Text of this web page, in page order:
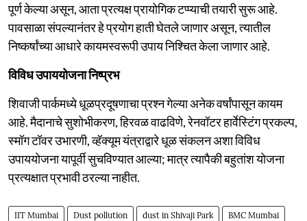
पूर्ण केल्या असून, आता प्रत्यक्ष प्रायोगिक टप्प्याची तयारी सुरू आहे.
पावसाळा संपल्यानंतर हे प्रयोग हाती घेतले जाणार असून, त्यातील
निष्कर्षांच्या आधारे कायमस्वरूपी उपाय निश्चित केला जाणार आहे.
विविध उपाययोजना निष्प्रभ
शिवाजी पार्कमध्ये धूळप्रदूषणाचा प्रश्न गेल्या अनेक वर्षांपासून कायम
आहे. मैदानाचे सुशोभीकरण, हिरवळ वाढविणे, रेनवॉटर हार्वेस्टिंग प्रकल्प,
स्मॉग टॉवर उभारणी, व्हॅक्यूम यंत्राद्वारे धूळ संकलन अशा विविध
उपाययोजना यापूर्वी सुचविण्यात आल्या; मात्र त्यापैकी बहुतांश योजना
प्रत्यक्षात प्रभावी ठरल्या नाहीत.
IIT Mumbai Dust pollution dust in Shivaji Park BMC Mumbai